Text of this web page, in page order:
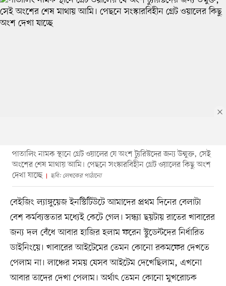
পাতালিং নামক স্থানে গ্রেট ওয়ালের যে অংশ ট্যুরিস্টদের জন্য উন্মুক্ত, সেই
অংশের শেষ মাথায় আমি। পেছনে সংস্কারবিহীন গ্রেট ওয়ালের কিছু অংশ
দেখা যাচ্ছে
ছবি: লেখকের পাঠানো
বেইজিং ল্যাঙ্গুয়েজ ইনস্টিটিউটে আমাদের প্রথম দিনের বেলাটা
বেশ কর্মব্যস্ততার মধ্যেই কেটে গেল। সন্ধ্যা ছয়টায় রাতের খাবারের
জন্য দল বেঁধে আবার হাজির হলাম ফরেন স্টুডেন্টদের নির্ধারিত
ডাইনিংয়ে। খাবারের আইটেমের তেমন কোনো রকমফের দেখতে
পেলাম না। লাঞ্চের সময় যেসব আইটেম দেখেছিলাম, এখনো
আবার তাদের দেখা পেলাম। অর্থাৎ তেমন কোনো মুখরোচক